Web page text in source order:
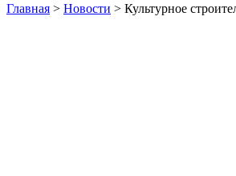
Главная > Новости > Культурное